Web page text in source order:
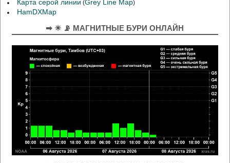
Карта серой линии (Grey Line Map)
HamDXMap
➡ ☀ 📡 МАГНИТНЫЕ БУРИ ОНЛАЙН